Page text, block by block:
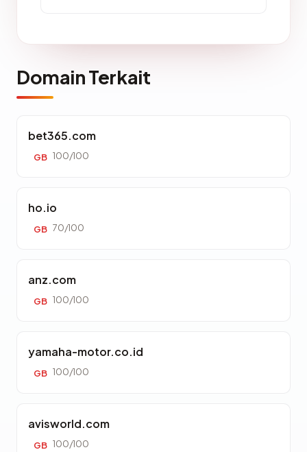
Domain Terkait
bet365.com
GB 100/100
ho.io
GB 70/100
anz.com
GB 100/100
yamaha-motor.co.id
GB 100/100
avisworld.com
GB 100/100